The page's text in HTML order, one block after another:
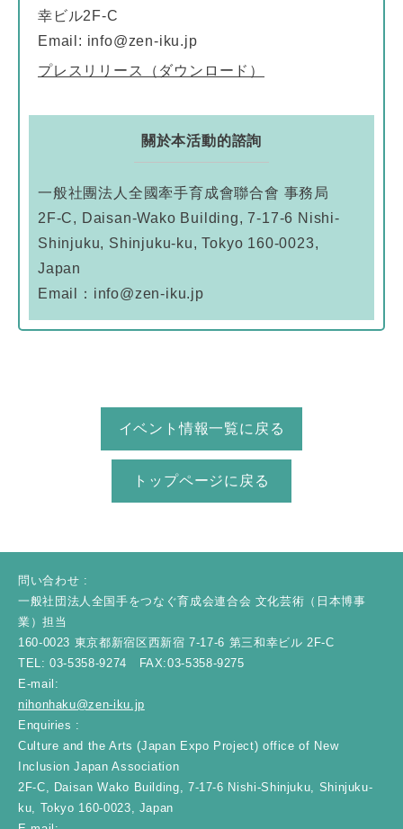
幸ビル2F-C
Email: info@zen-iku.jp
プレスリリース（ダウンロード）
關於本活動的諮詢
一般社團法人全國牽手育成會聯合會 事務局
2F-C, Daisan-Wako Building, 7-17-6 Nishi-
Shinjuku, Shinjuku-ku, Tokyo 160-0023,
Japan
Email：info@zen-iku.jp
イベント情報一覧に戻る
トップページに戻る
問い合わせ :
一般社団法人全国手をつなぐ育成会連合会 文化芸術（日本博事
業）担当
160-0023 東京都新宿区西新宿 7-17-6 第三和幸ビル 2F-C
TEL: 03-5358-9274 FAX:03-5358-9275
E-mail:
nihonhaku@zen-iku.jp
Enquiries :
Culture and the Arts (Japan Expo Project) office of New
Inclusion Japan Association
2F-C, Daisan Wako Building, 7-17-6 Nishi-Shinjuku, Shinjuku-
ku, Tokyo 160-0023, Japan